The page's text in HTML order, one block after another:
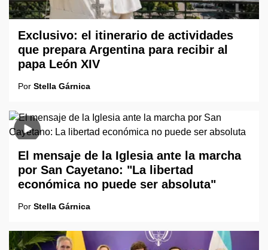
Exclusivo: el itinerario de actividades
que prepara Argentina para recibir al
papa León XIV
Por Stella Gárnica
El mensaje de la Iglesia ante la marcha
por San Cayetano: "La libertad
económica no puede ser absoluta"
Por Stella Gárnica